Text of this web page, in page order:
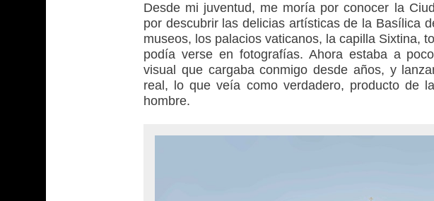
Desde mi juventud, me moría por conocer la
por descubrir las delicias artísticas de la Basílica
museos, los palacios vaticanos, la capilla Sixtina,
podía verse en fotografías. Ahora estaba a
visual que cargaba conmigo desde años, y
real, lo que veía como verdadero, producto de
hombre.